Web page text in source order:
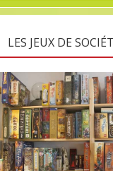
LES JEUX DE